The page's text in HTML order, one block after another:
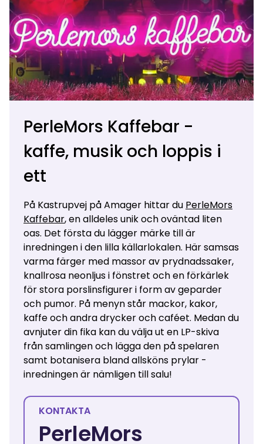
PerleMors Kaffebar -
kaffe, musik och loppis i
ett
På Kastrupvej på Amager hittar du PerleMors
Kaffebar, en alldeles unik och oväntad liten
oas. Det första du lägger märke till är
inredningen i den lilla källarlokalen. Här samsas
varma färger med massor av prydnadssaker,
knallrosa neonljus i fönstret och en förkärlek
för stora porslinsfigurer i form av geparder
och pumor. På menyn står mackor, kakor,
kaffe och andra drycker och caféet. Medan du
avnjuter din fika kan du välja ut en LP-skiva
från samlingen och lägga den på spelaren
samt botanisera bland allsköns prylar -
inredningen är nämligen till salu!
KONTAKTA
PerleMors